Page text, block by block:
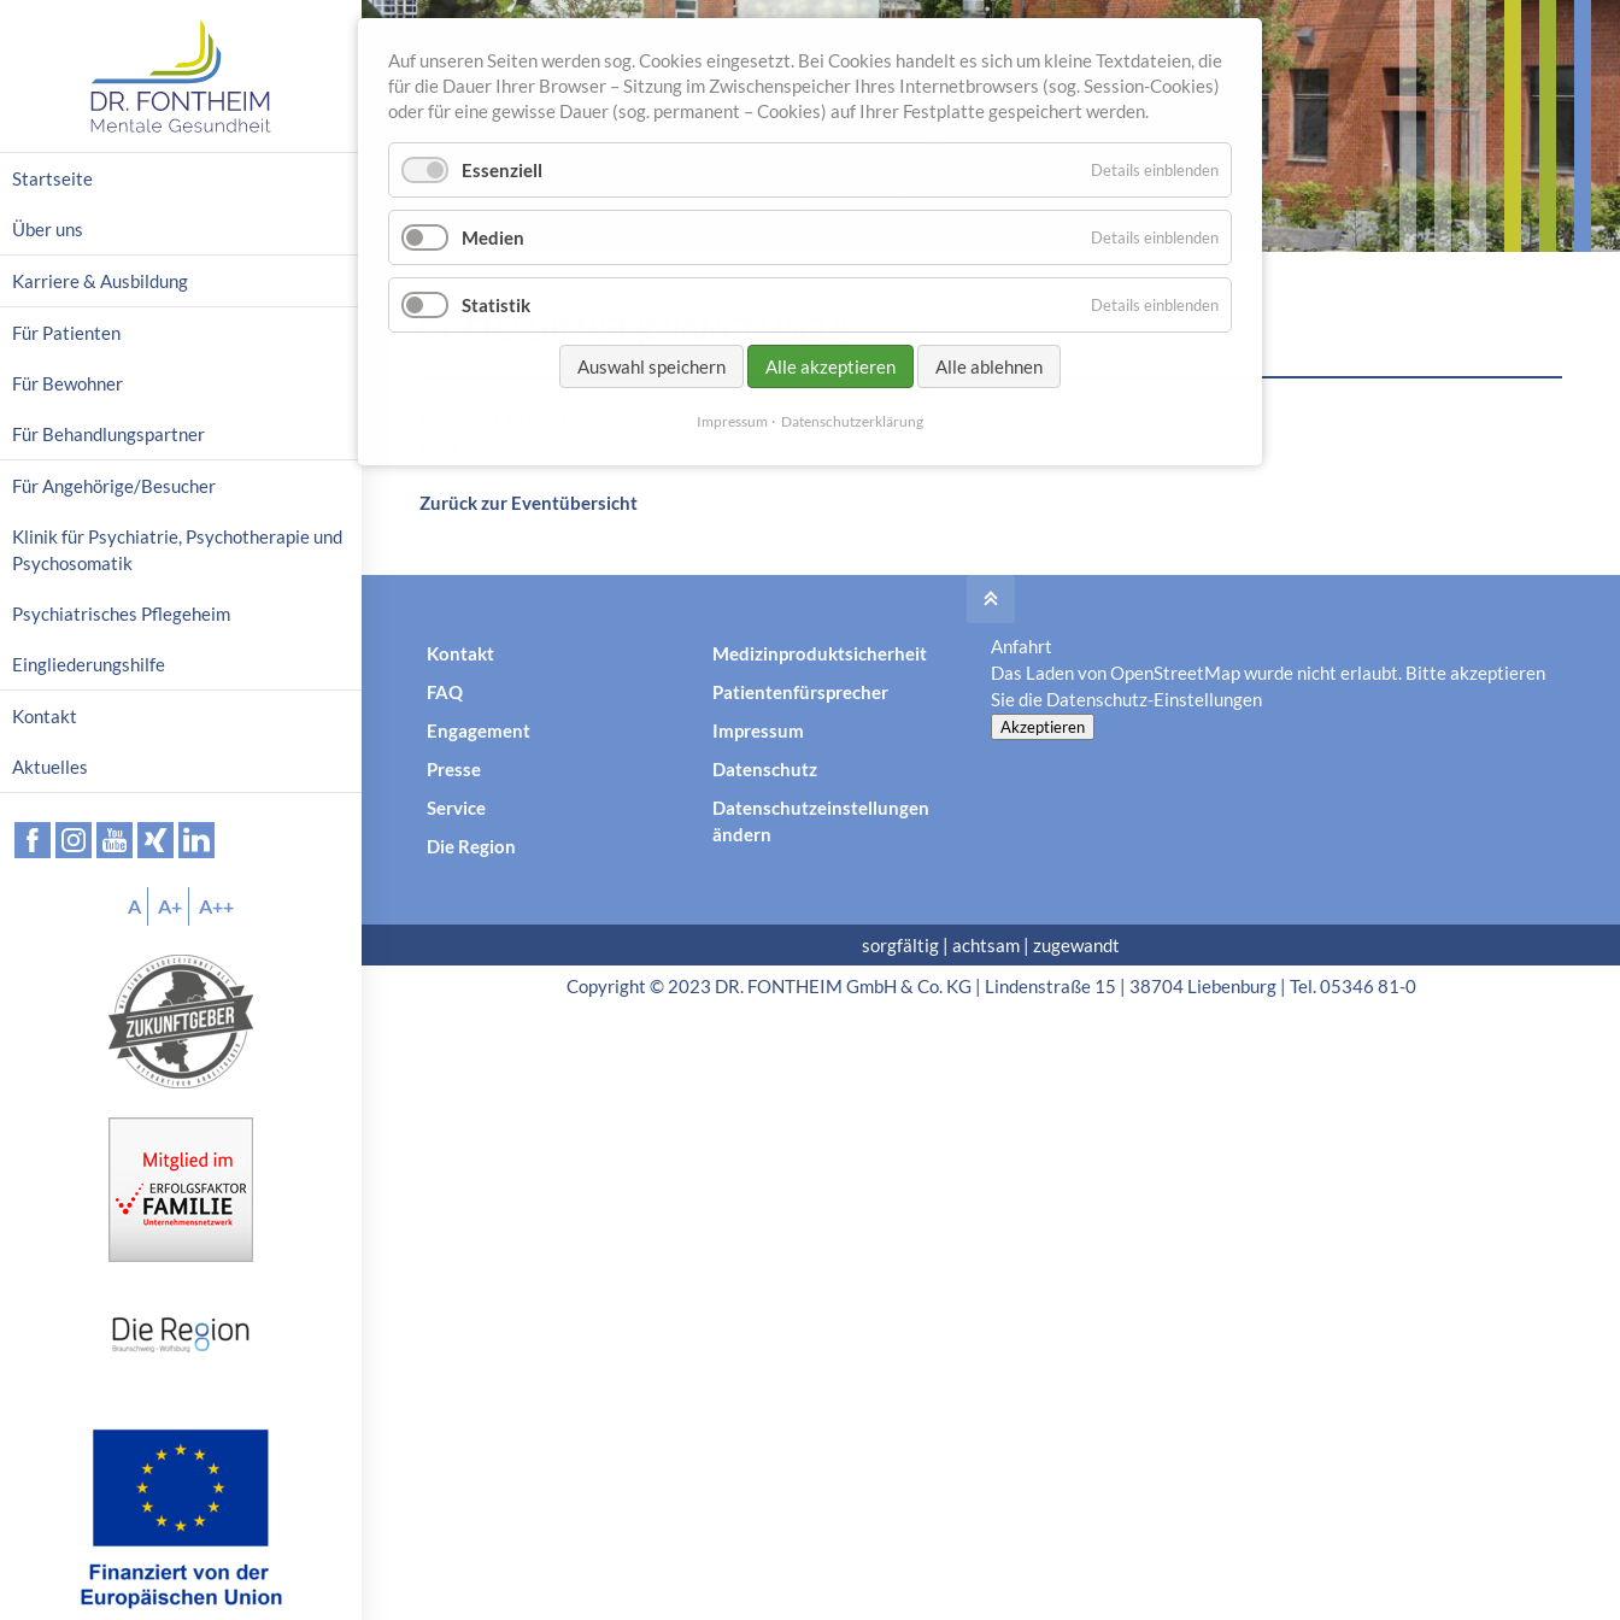
GOTTESDIENST (EVANGELISCH)
Zurück zur Eventübersicht
Kontakt
FAQ
Engagement
Presse
Service
Die Region
Medizinproduktsicherheit
Patientenfürsprecher
Impressum
Datenschutz
Datenschutzeinstellungen
ändern
Anfahrt
Das Laden von OpenStreetMap wurde nicht erlaubt. Bitte akzeptieren
Sie die Datenschutz-Einstellungen
Akzeptieren
sorgfältig | achtsam | zugewandt
Copyright © 2023 DR. FONTHEIM GmbH & Co. KG | Lindenstraße 15 | 38704 Liebenburg | Tel. 05346 81-0
b
e
Startseite
Über uns
Karriere & Ausbildung
Für Patienten
Für Bewohner
Für Behandlungspartner
Für Angehörige/Besucher
Klinik für Psychiatrie, Psychotherapie und
Psychosomatik
Psychiatrisches Pflegeheim
Eingliederungshilfe
Kontakt
Aktuelles
A A+ A++
Auf unseren Seiten werden sog. Cookies eingesetzt. Bei Cookies handelt es sich um kleine Textdateien, die
für die Dauer Ihrer Browser – Sitzung im Zwischenspeicher Ihres Internetbrowsers (sog. Session-Cookies)
oder für eine gewisse Dauer (sog. permanent – Cookies) auf Ihrer Festplatte gespeichert werden.
Essenziell Details einblenden
Medien Details einblenden
Statistik Details einblenden
Auswahl speichern Alle akzeptieren Alle ablehnen
Impressum Datenschutzerklärung